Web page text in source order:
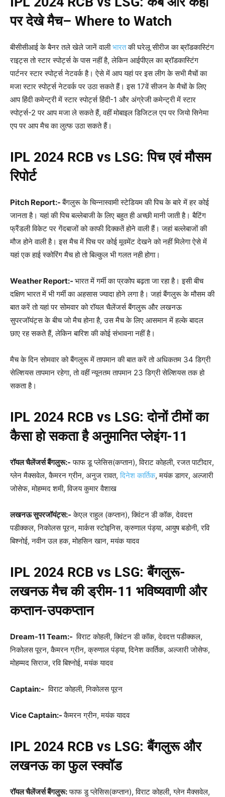
पर देखे मैच– Where to Watch
बीसीसीआई के बैनर तले खेले जानें वालीभारतकी घरेलू सीरीज का ब्रॉडकास्टिंग
राइट्स तो स्टार स्पोर्ट्स के पास नहीं है, लेकिन आईपीएल का ब्रॉडकास्टिंग
पार्टनर स्टार स्पोर्ट्स नेटवर्क है। ऐसे में आप यहां पर इस लीग के सभी मैचों का
मजा स्टार स्पोर्ट्स नेटवर्क पर उठा सकते हैं। इस 17वें सीजन के मैचों के लिए
आप हिंदी कमेन्ट्री में स्टार स्पोर्ट्स हिंदी-1 और अंग्रेजी कमेन्ट्री में स्टार
स्पोर्ट्स-2 पर आप मजा ले सकते हैं, वहीं मोबाइल डिजिटल एप पर जियो सिनेमा
एप पर आप मैच का लुत्फ उठा सकते हैं।
IPL 2024 RCB vs LSG:पिच एवं मौसम
रिपोर्ट
Pitch Report:- बैंगलुरू के चिन्नास्वामी स्टेडियम की पिच के बारे में हर कोई
जानता है। यहां की पिच बल्लेबाजी के लिए बहुत ही अच्छी मानी जाती है। बैटिंग
फ्रैंडली विकेट पर गेंदबाजों को काफी दिक्कतें होने वाली हैं। जहां बल्लेबाजों की
मौज होने वाली है। इस मैच में पिच पर कोई मूवमेंट देखने को नहीं मिलेगा ऐसे में
यहां एक हाई स्कोरिंग मैच हो तो बिल्कुल भी गलत नही होगा।
Weather Report:- भारत में गर्मी का प्रकोप बढ़ता जा रहा है। इसी बीच
दक्षिण भारत में भी गर्मी का अहसास ज्यादा होने लगा है। जहां बैंगलुरू के मौसम की
बात करें तो यहां पर सोमवार को रॉयल चैलेंजर्स बैंगलुरू और लखनऊ
सुपरजॉयंट्स के बीच जो मैच होना है, उस मैच के लिए आसमान में हल्के बादल
छाए रह सकते हैं, लेकिन बारिश की कोई संभावना नहीं है।
मैच के दिन सोमवार को बैंगलुरू में तापमान की बात करें तो अधिकतम 34 डिग्री
सेल्शियस तापमान रहेगा, तो वहीं न्यूनतम तापमान 23 डिग्री सेल्शियस तक हो
सकता है।
IPL 2024 RCB vs LSG:दोनों टीमों का
कैसा हो सकता है अनुमानित प्लेइंग-11
रॉयल चैलेंजर्स बैंगलुरू:- फाफ डू प्लेसिस(कप्तान), विराट कोहली, रजत पाटीदार,
ग्लेन मैक्सवेल, कैमरन ग्रीन, अनुज रावत,दिनेश कार्तिक, मयंक डागर, अल्जारी
जोसेफ, मोहम्मद शमी, विजय कुमार वैशाख
लखनऊ सुपरजॉयंट्स:- केएल राहुल (कप्तान), क्विंटन डी कॉक, देवदत्त
पडीक्कल, निकोलस पूरन, मार्कस स्टोइनिस, क्रुणाल पंड्या, आयुष बडोनी, रवि
बिश्नोई, नवीन उल हक, मोहसिन खान, मयंक यादव
IPL 2024 RCB vs LSG:बैंगलुरू-
लखनऊ मैच की ड्रीम-11 भविष्यवाणी और
कप्तान-उपकप्तान
Dream-11 Team:- विराट कोहली, क्विंटन डी कॉक, देवदत्त पडीक्कल,
निकोलस पूरन, कैमरन ग्रीन, क्रुणाल पंड्या, दिनेश कार्तिक, अल्जारी जोसेफ,
मोहम्मद सिराज, रवि बिश्नोई, मयंक यादव
Captain:- विराट कोहली, निकोलस पूरन
Vice Captain:- कैमरन ग्रीन, मयंक यादव
IPL 2024 RCB vs LSG:बैंगलुरू और
लखनऊ का फुल स्क्वॉड
रॉयल चैलेंजर्स बैंगलुरू:फाफ डु प्लेसिस(कप्तान), विराट कोहली, ग्लेन मैक्सवेल,